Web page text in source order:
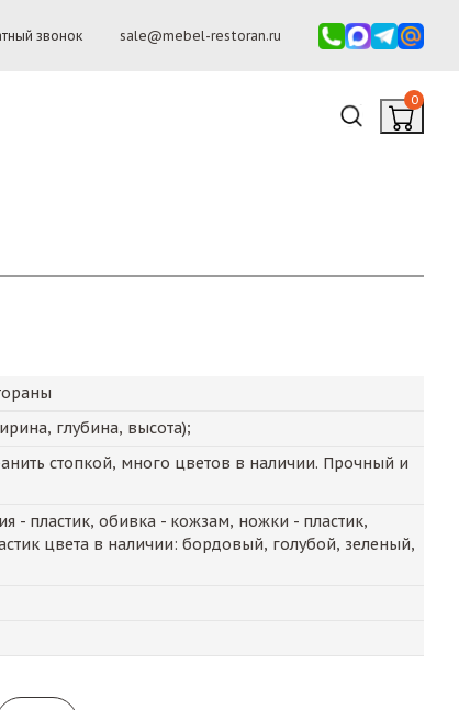
звонок sale@mebel-restoran.ru
0
глубина, высота);
стопкой, много цветов в наличии. Прочный и
- пластик, обивка - кожзам, ножки - пластик,
цвета в наличии: бордовый, голубой, зеленый,